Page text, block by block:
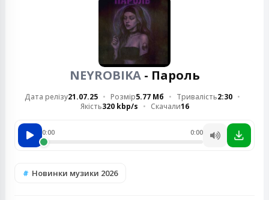
NEYROBIKA- Пароль
Дата релізу21.07.25 Розмір5.77 Мб Тривалість2:30
Якість320 kbp/s Скачали16
0:00 0:00
Новинки музики 2026